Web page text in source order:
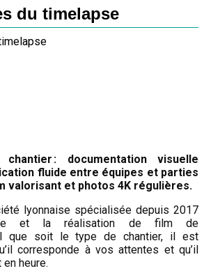
du timelapse
: documentation visuelle
fluide entre équipes et parties
valorisant et photos 4K régulières.
lyonnaise spécialisée depuis 2017
et la réalisation de film de
que soit le type de chantier, il est
corresponde à vos attentes et qu’il
heure.